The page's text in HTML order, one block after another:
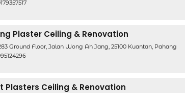
Plaster Ceiling & Renovation
Ground Floor, Jalan Wong Ah Jang, 25100 Kuantan, Pahang
Plasters Ceiling & Renovation